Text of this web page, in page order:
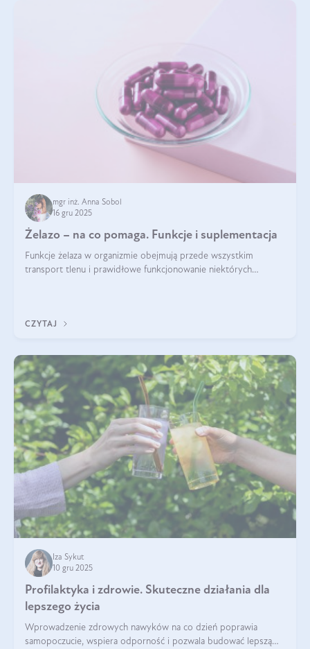
mgr inż. Anna Sobol
16 gru 2025
Żelazo – na co pomaga. Funkcje i suplementacja
Funkcje żelaza w organizmie obejmują przede wszystkim
transport tlenu i prawidłowe funkcjonowanie niektórych
CZYTAJ
Iza Sykut
10 gru 2025
Profilaktyka i zdrowie. Skuteczne działania dla
lepszego życia
Wprowadzenie zdrowych nawyków na co dzień poprawia
samopoczucie, wspiera odporność i pozwala budować lepszą